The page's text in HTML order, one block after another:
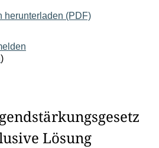
herunterladen (PDF)
)
Lösung